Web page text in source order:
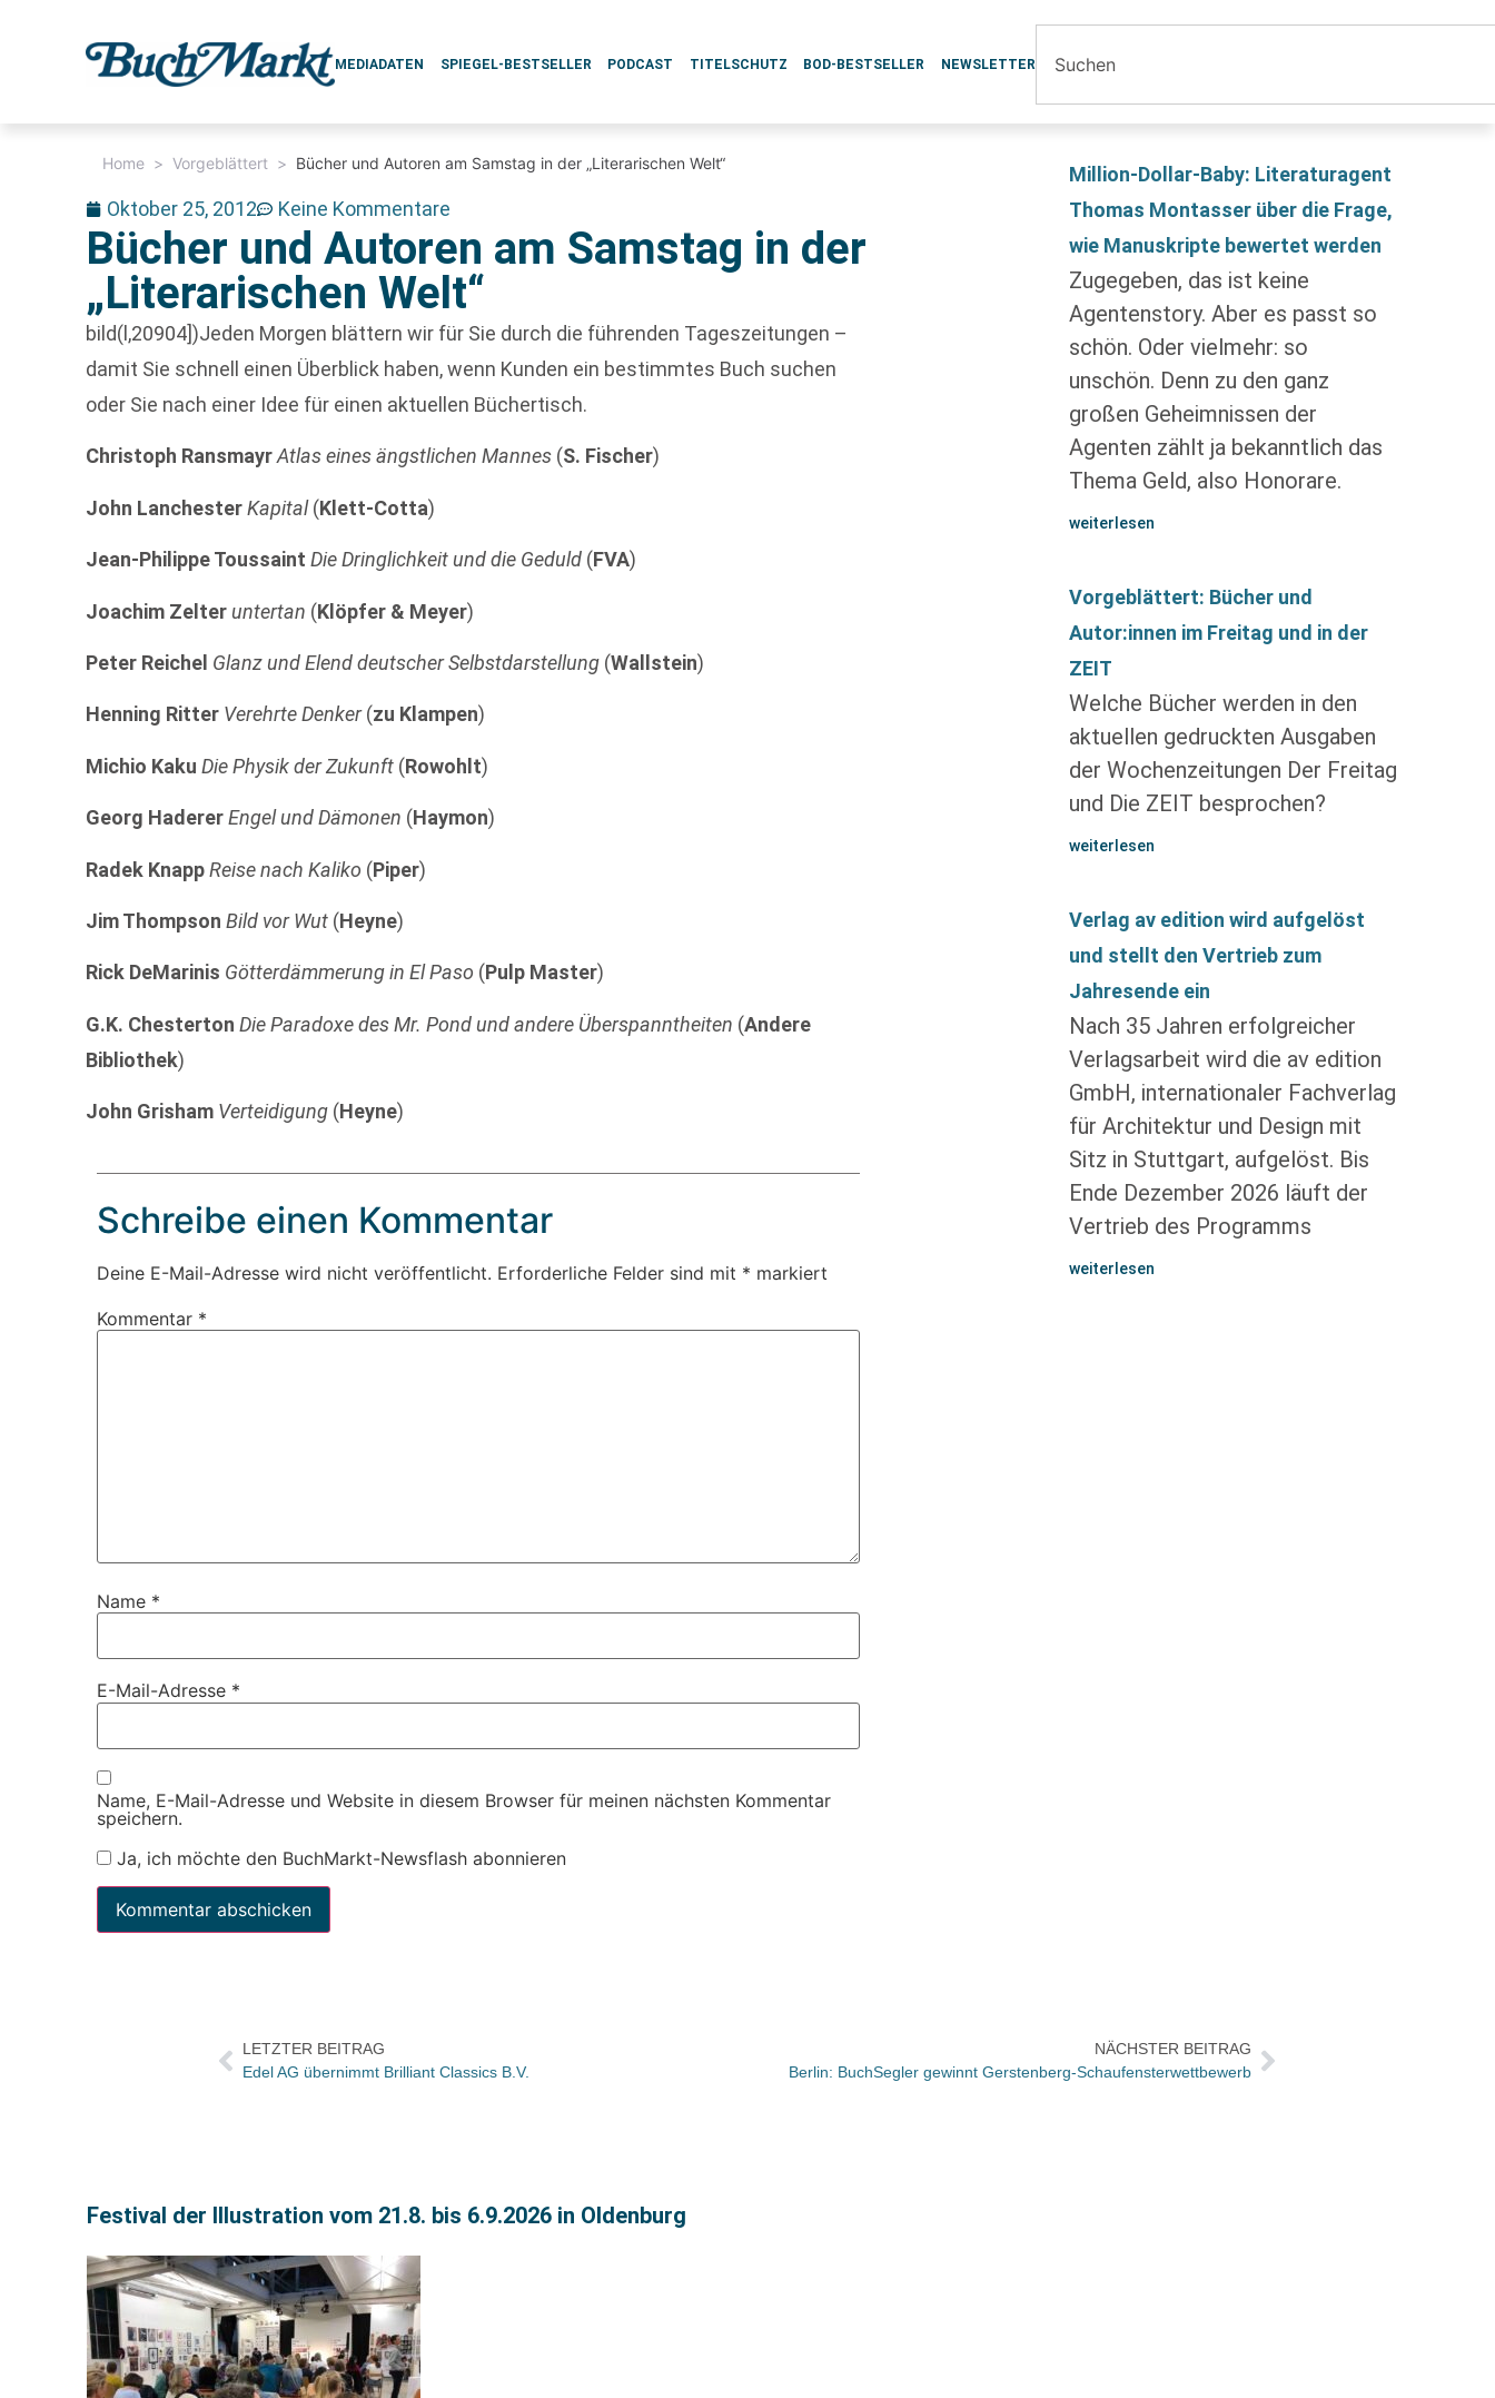
MEDIADATEN SPIEGEL-BESTSELLER PODCAST TITELSCHUTZ BOD-BESTSELLER NEWSLETTER
Home > Vorgeblättert > Bücher und Autoren am Samstag in der „Literarischen Welt“
Oktober 25, 2012 Keine Kommentare
Bücher und Autoren am Samstag in der
„Literarischen Welt“
bild(l,20904])Jeden Morgen blättern wir für Sie durch die führenden Tageszeitungen –
damit Sie schnell einen Überblick haben, wenn Kunden ein bestimmtes Buch suchen
oder Sie nach einer Idee für einen aktuellen Büchertisch.
Christoph Ransmayr Atlas eines ängstlichen Mannes (S. Fischer)
John Lanchester Kapital(Klett-Cotta)
Jean-Philippe Toussaint Die Dringlichkeit und die Geduld (FVA)
Joachim Zelter untertan (Klöpfer & Meyer)
Peter Reichel Glanz und Elend deutscher Selbstdarstellung (Wallstein)
Henning Ritter Verehrte Denker(zu Klampen)
Michio Kaku Die Physik der Zukunft (Rowohlt)
Georg Haderer Engel und Dämonen (Haymon)
Radek Knapp Reise nach Kaliko (Piper)
Jim Thompson Bild vor Wut (Heyne)
Rick DeMarinis Götterdämmerung in El Paso (Pulp Master)
G.K. Chesterton Die Paradoxe des Mr. Pond und andere Überspanntheiten (Andere
Bibliothek)
John Grisham Verteidigung (Heyne)
Schreibe einen Kommentar
Deine E-Mail-Adresse wird nicht veröffentlicht. Erforderliche Felder sind mit * markiert
Kommentar *
Name *
E-Mail-Adresse *
Name, E-Mail-Adresse und Website in diesem Browser für meinen nächsten Kommentar
speichern.
Ja, ich möchte den BuchMarkt-Newsflash abonnieren
Million-Dollar-Baby: Literaturagent
Thomas Montasser über die Frage,
wie Manuskripte bewertet werden
Zugegeben, das ist keine
Agentenstory. Aber es passt so
schön. Oder vielmehr: so
unschön. Denn zu den ganz
großen Geheimnissen der
Agenten zählt ja bekanntlich das
Thema Geld, also Honorare.
weiterlesen
Vorgeblättert: Bücher und
Autor:innen im Freitag und in der
ZEIT
Welche Bücher werden in den
aktuellen gedruckten Ausgaben
der Wochenzeitungen Der Freitag
und Die ZEIT besprochen?
weiterlesen
Verlag av edition wird aufgelöst
und stellt den Vertrieb zum
Jahresende ein
Nach 35 Jahren erfolgreicher
Verlagsarbeit wird die av edition
GmbH, internationaler Fachverlag
für Architektur und Design mit
Sitz in Stuttgart, aufgelöst. Bis
Ende Dezember 2026 läuft der
Vertrieb des Programms
weiterlesen
LETZTER BEITRAG
Edel AG übernimmt Brilliant Classics B.V.
NÄCHSTER BEITRAG
Berlin: BuchSegler gewinnt Gerstenberg-Schaufensterwettbewerb
Festival der Illustration vom 21.8. bis 6.9.2026 in Oldenburg